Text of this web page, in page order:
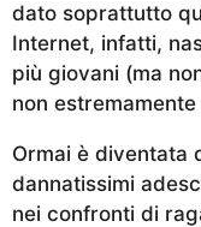
dato soprattutto
Internet, infatti,
più giovani (ma
non
Ormai è diventata
dannatissimi
nei confronti di